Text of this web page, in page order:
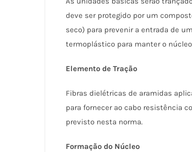
deve ser protegido por um
seco) para prevenir a entrada de
termoplástico para manter o
Elemento de Tração
Fibras dielétricas de aramidas
para fornecer ao cabo resistência
previsto nesta norma.
Formação do Núcleo